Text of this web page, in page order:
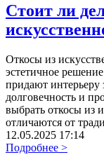
Стоит ли
Откосы из
эстетичное
придают
долговечность и
выбрать откосы из
отличаются от
12.05.2025 17:14
Подробнее >